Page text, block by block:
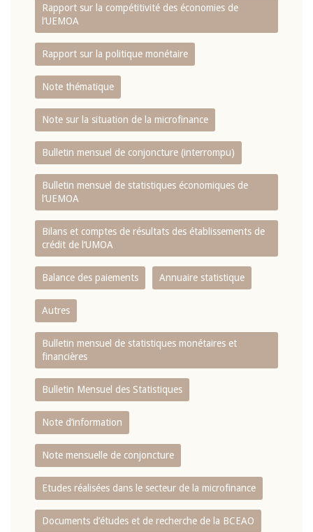
Rapport sur la compétitivité des économies de
l‘UEMOA
Rapport sur la politique monétaire
Note thématique
Note sur la situation de la microfinance
Bulletin mensuel de conjoncture (interrompu)
Bulletin mensuel de statistiques économiques de
l‘UEMOA
Bilans et comptes de résultats des établissements de
crédit de l‘UMOA
Balance des paiements Annuaire statistique
Autres
Bulletin mensuel de statistiques monétaires et
financières
Bulletin Mensuel des Statistiques
Note d’information
Note mensuelle de conjoncture
Etudes réalisées dans le secteur de la microfinance
Documents d’études et de recherche de la BCEAO